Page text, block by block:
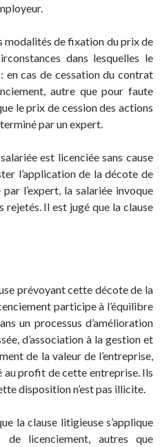
modalités de fixation du prix de
dans lesquelles le
cas de cessation du contrat
autre que pour faute
le prix de cession des actions
par un expert.
est licenciée sans cause
l’application de la décote de
l’expert, la salariée invoque
Il est jugé que la clause
prévoyant cette décote de la
participe à l’équilibre
un processus d’amélioration
d’association à la gestion et
de la valeur de l’entreprise,
profit de cette entreprise. Ils
disposition n’est pas illicite.
la clause litigieuse s’applique
de licenciement, autres que